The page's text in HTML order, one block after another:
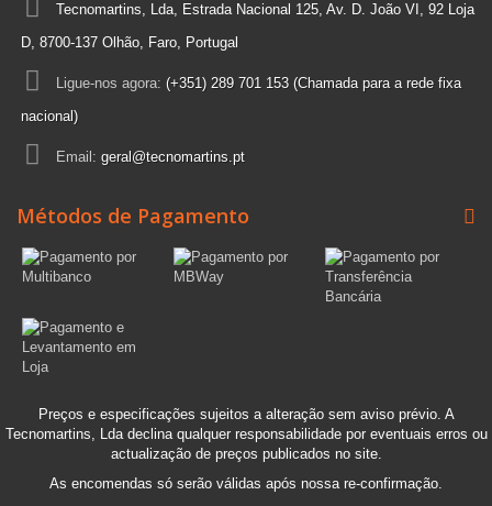
Tecnomartins, Lda, Estrada Nacional 125, Av. D. João VI, 92 Loja
D, 8700-137 Olhão, Faro, Portugal
Ligue-nos agora: (+351) 289 701 153 (Chamada para a rede fixa
nacional)
Email: geral@tecnomartins.pt
Métodos de Pagamento
Preços e especificações sujeitos a alteração sem aviso prévio. A
Tecnomartins, Lda declina qualquer responsabilidade por eventuais erros ou
actualização de preços publicados no site.
As encomendas só serão válidas após nossa re-confirmação.